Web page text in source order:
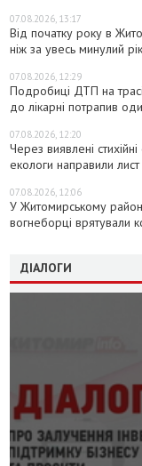
07.08.2026, 13:17
Від початку року в
ніж за увесь минулий рік
07.08.2026, 12:29
Подробиці ДТП на трасі
до лікарні потрапив
07.08.2026, 12:20
Через виявлені
екологи направили
07.08.2026, 12:06
У Житомирському
вогнеборці врятували
ДІАЛОГИ